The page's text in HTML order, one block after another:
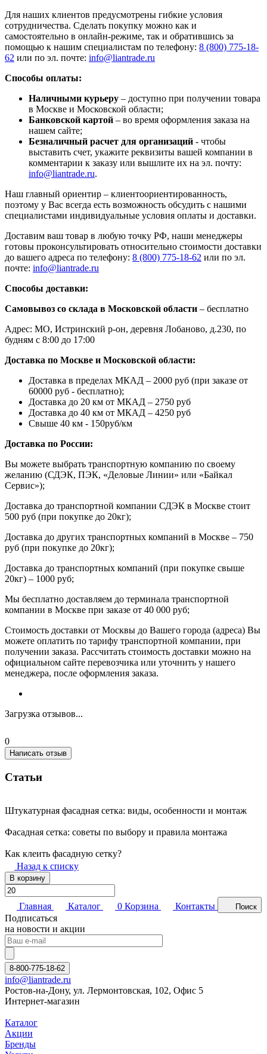
Для наших клиентов предусмотрены гибкие условия
сотрудничества. Сделать покупку можно как и
самостоятельно в онлайн-режиме, так и обратившись за
помощью к нашим специалистам по телефону: 8 (800) 775-18-
62 или по эл. почте: info@liantrade.ru
Способы оплаты:
Наличными курьеру – доступно при получении товара
в Москве и Московской области;
Банковской картой – во время оформления заказа на
нашем сайте;
Безналичный расчет для организаций - чтобы
выставить счет, укажите реквизиты вашей компании в
комментарии к заказу или вышлите их на эл. почту:
info@liantrade.ru.
Наш главный ориентир – клиентоориентированность,
поэтому у Вас всегда есть возможность обсудить с нашими
специалистами индивидуальные условия оплаты и доставки.
Доставим ваш товар в любую точку РФ, наши менеджеры
готовы проконсультировать относительно стоимости доставки
до вашего адреса по телефону: 8 (800) 775-18-62 или по эл.
почте: info@liantrade.ru
Способы доставки:
Самовывоз со склада в Московской области – бесплатно
Адрес: МО, Истринский р-он, деревня Лобаново, д.230, по
будням с 8:00 до 17:00
Доставка по Москве и Московской области:
Доставка в пределах МКАД – 2000 руб (при заказе от
60000 руб - бесплатно);
Доставка до 20 км от МКАД – 2750 руб
Доставка до 40 км от МКАД – 4250 руб
Свыше 40 км - 150руб/км
Доставка по России:
Вы можете выбрать транспортную компанию по своему
желанию (СДЭК, ПЭК, «Деловые Линии» или «Байкал
Сервис»);
Доставка до транспортной компании СДЭК в Москве стоит
500 руб (при покупке до 20кг);
Доставка до других транспортных компаний в Москве – 750
руб (при покупке до 20кг);
Доставка до транспортных компаний (при покупке свыше
20кг) – 1000 руб;
Мы бесплатно доставляем до терминала транспортной
компании в Москве при заказе от 40 000 руб;
Стоимость доставки от Москвы до Вашего города (адреса) Вы
можете оплатить по тарифу транспортной компании, при
получении заказа. Рассчитать стоимость доставки можно на
официальном сайте перевозчика или уточнить у нашего
менеджера, после оформления заказа.
Загрузка отзывов...
0
Написать отзыв
Статьи
Штукатурная фасадная сетка: виды, особенности и монтаж
Фасадная сетка: советы по выбору и правила монтажа
Как клеить фасадную сетку?
Назад к списку
В корзину
Главная Каталог 0 Корзина Контакты Поиск
Подписаться
на новости и акции
8-800-775-18-62
info@liantrade.ru
Ростов-на-Дону, ул. Лермонтовская, 102, Офис 5
Интернет-магазин
Каталог
Акции
Бренды